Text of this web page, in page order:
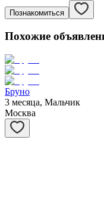
Познакомиться
Похожие
Бруно
3 месяца, Мальчик
Москва